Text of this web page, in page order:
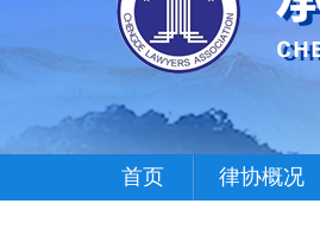
首页 律协概况